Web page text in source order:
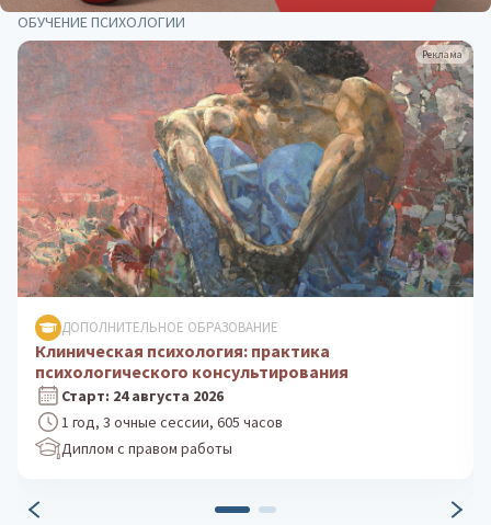
ОБУЧЕНИЕ ПСИХОЛОГИИ
Реклама
ДОПОЛНИТЕЛЬНОЕ ОБРАЗОВАНИЕ
Психологическое консультирование: теория и
практика
Старт: 5 октября 2026
1 год, 3 очные сессии, 605 часов
Диплом с правом работы